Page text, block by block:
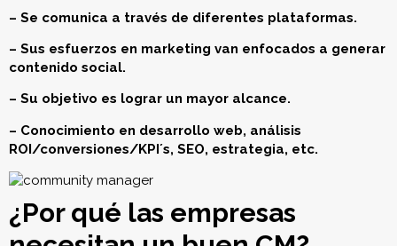
– Se comunica a través de diferentes plataformas.
– Sus esfuerzos en marketing van enfocados a generar
contenido social.
– Su objetivo es lograr un mayor alcance.
– Conocimiento en desarrollo web, análisis
ROI/conversiones/KPI´s, SEO, estrategia, etc.
¿Por qué las empresas